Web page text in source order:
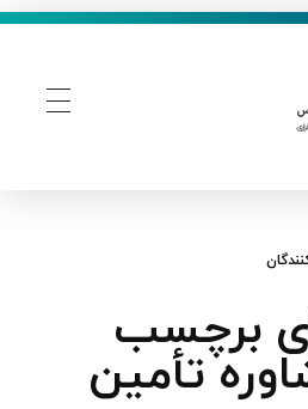
برچسب
تأمین‌